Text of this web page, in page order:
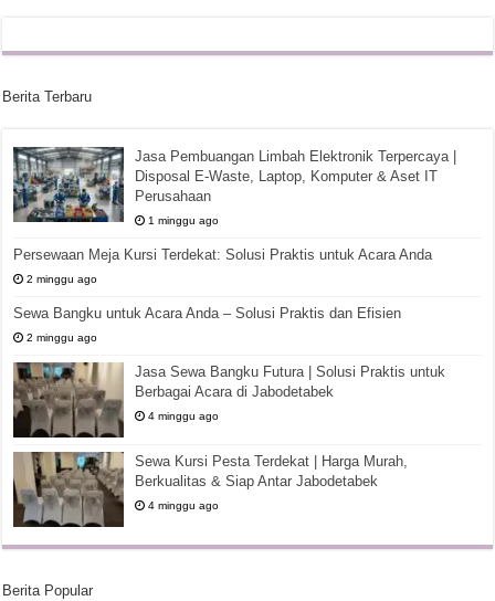
Berita Terbaru
Jasa Pembuangan Limbah Elektronik Terpercaya |
Disposal E-Waste, Laptop, Komputer & Aset IT
Perusahaan
1 minggu ago
Persewaan Meja Kursi Terdekat: Solusi Praktis untuk Acara Anda
2 minggu ago
Sewa Bangku untuk Acara Anda – Solusi Praktis dan Efisien
2 minggu ago
Jasa Sewa Bangku Futura | Solusi Praktis untuk
Berbagai Acara di Jabodetabek
4 minggu ago
Sewa Kursi Pesta Terdekat | Harga Murah,
Berkualitas & Siap Antar Jabodetabek
4 minggu ago
Berita Popular